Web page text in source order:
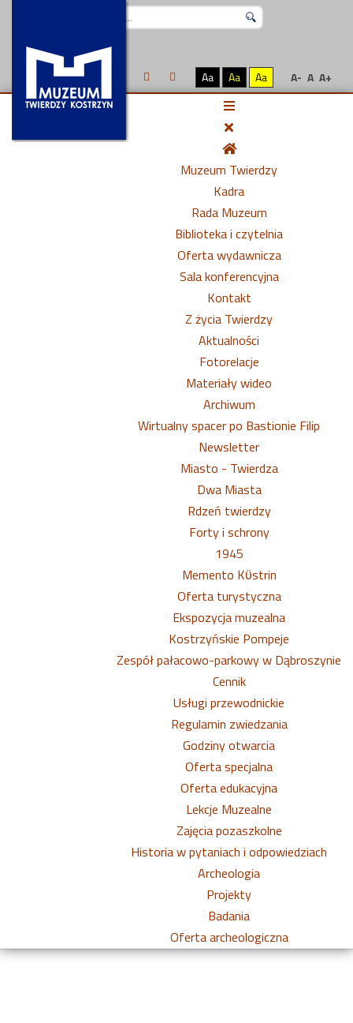
Aa Aa Aa A- A A+
Muzeum Twierdzy
Kadra
Rada Muzeum
Biblioteka i czytelnia
Oferta wydawnicza
Sala konferencyjna
Kontakt
Z życia Twierdzy
Aktualności
Fotorelacje
Materiały wideo
Archiwum
Wirtualny spacer po Bastionie Filip
Newsletter
Miasto - Twierdza
Dwa Miasta
Rdzeń twierdzy
Forty i schrony
1945
Memento Kϋstrin
Oferta turystyczna
Ekspozycja muzealna
Kostrzyńskie Pompeje
Zespół pałacowo-parkowy w Dąbroszynie
Cennik
Usługi przewodnickie
Regulamin zwiedzania
Godziny otwarcia
Oferta specjalna
Oferta edukacyjna
Lekcje Muzealne
Zajęcia pozaszkolne
Historia w pytaniach i odpowiedziach
Archeologia
Projekty
Badania
Oferta archeologiczna